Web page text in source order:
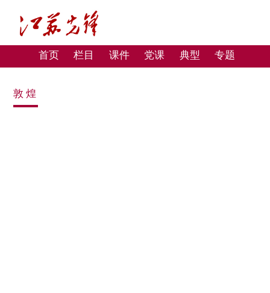
首页 栏目 课件 党课 典型 专题
敦煌